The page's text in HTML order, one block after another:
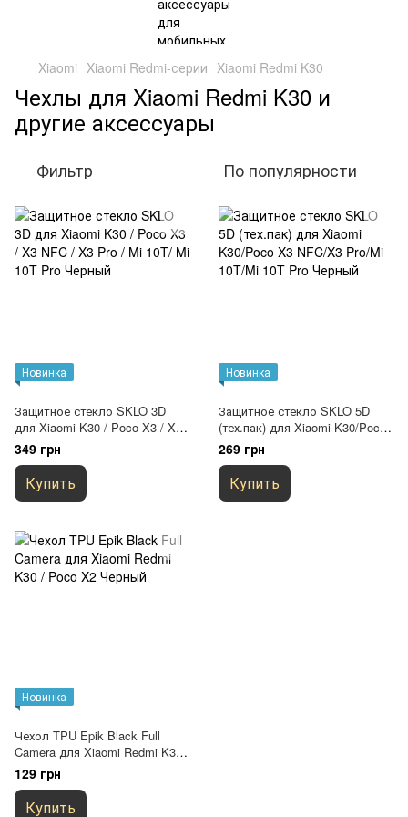
Xiaomi Xiaomi Redmi-серии Xiaomi Redmi K30
Чехлы для Xiaomi Redmi K30 и
другие аксессуары
Фильтр По популярности
Новинка
Защитное стекло SKLO 3D
для Xiaomi K30 / Poco X3 / X3
NFC / X3 Pro / Mi 10T/ Mi 10T
Pro Черный
349 грн
Купить
Новинка
Защитное стекло SKLO 5D
(тех.пак) для Xiaomi K30/Poco
X3 NFC/X3 Pro/Mi 10T/Mi 10T
Pro Черный
269 грн
Купить
Новинка
Чехол TPU Epik Black Full
Camera для Xiaomi Redmi K30 /
Poco X2 Черный
129 грн
Купить